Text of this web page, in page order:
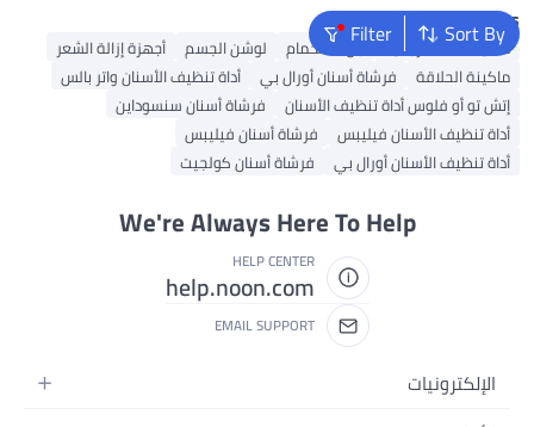
Sort By
FilterPopular Searches
ماكينة حلاقة رجالية جل استحمام لوشن الجسم
أجهزة إزالة الشعر
ماكينة الحلاقة
فرشاة أسنان أورال بي
أداة تنظيف الأسنان واتر بالس
إتش تو أو فلوس أداة تنظيف الأسنان
فرشاة أسنان سنسوداين
أداة تنظيف الأسنان فيليبس
فرشاة أسنان فيليبس
أداة تنظيف الأسنان أورال بي
فرشاة أسنان كولجيت
We're Always Here To Help
HELP CENTER
help.noon.com
EMAIL SUPPORT
الإلكترونيات